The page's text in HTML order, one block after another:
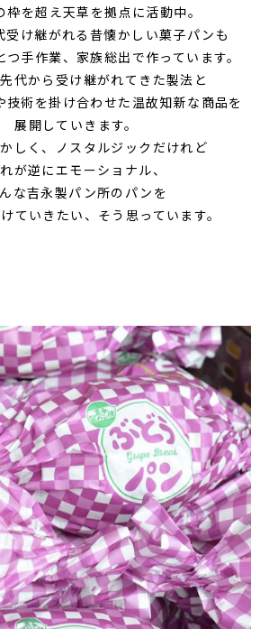
枠を超え天草を拠点に活動中。
受け継がれる 昔懐かしい菓子パンも
手作業、 家族総出で作っています。
先代から受け継がれてきた製法と
技術を掛け合わせた 温故知新な商品を
展開していきます。
しく、
ノスタルジックだけれど
が逆にエモーショナル、
な吉永製パン所のパンを
ていきたい、 そう思っています。